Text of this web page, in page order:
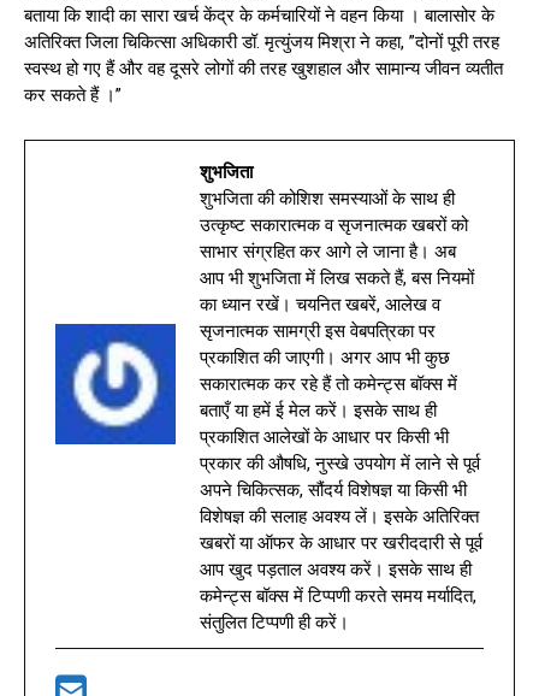
बताया कि शादी का सारा खर्च केंद्र के कर्मचारियों ने वहन किया । बालासोर के
अतिरिक्त जिला चिकित्सा अधिकारी डॉ. मृत्युंजय मिश्रा ने कहा, ”दोनों पूरी तरह
स्वस्थ हो गए हैं और वह दूसरे लोगों की तरह खुशहाल और सामान्य जीवन व्यतीत
कर सकते हैं ।”
शुभजिता
शुभजिता की कोशिश समस्याओं के साथ ही
उत्कृष्ट सकारात्मक व सृजनात्मक खबरों को
साभार संग्रहित कर आगे ले जाना है। अब
आप भी शुभजिता में लिख सकते हैं, बस नियमों
का ध्यान रखें। चयनित खबरें, आलेख व
सृजनात्मक सामग्री इस वेबपत्रिका पर
प्रकाशित की जाएगी। अगर आप भी कुछ
सकारात्मक कर रहे हैं तो कमेन्ट्स बॉक्स में
बताएँ या हमें ई मेल करें। इसके साथ ही
प्रकाशित आलेखों के आधार पर किसी भी
प्रकार की औषधि, नुस्खे उपयोग में लाने से पूर्व
अपने चिकित्सक, सौंदर्य विशेषज्ञ या किसी भी
विशेषज्ञ की सलाह अवश्य लें। इसके अतिरिक्त
खबरों या ऑफर के आधार पर खरीददारी से पूर्व
आप खुद पड़ताल अवश्य करें। इसके साथ ही
कमेन्ट्स बॉक्स में टिप्पणी करते समय मर्यादित,
संतुलित टिप्पणी ही करें।